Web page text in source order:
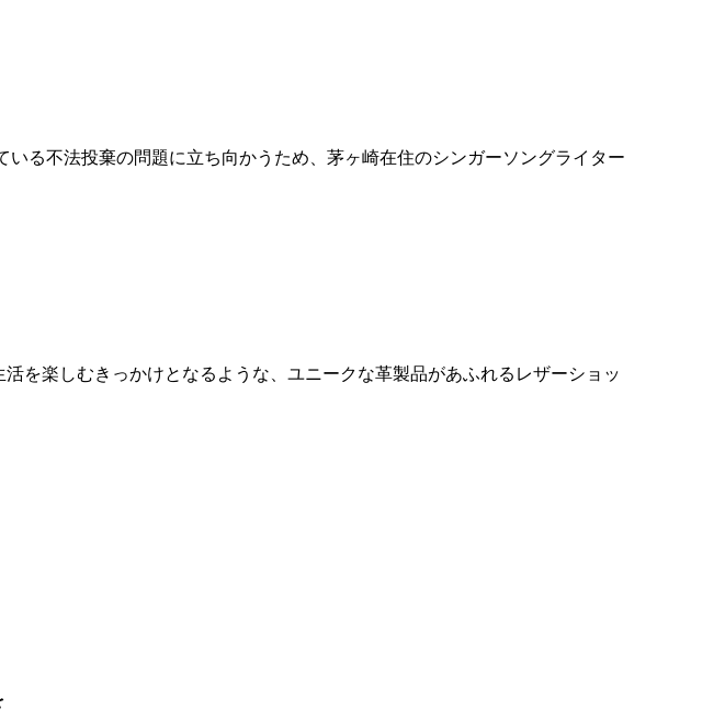
る不法投棄の問題に立ち向かうため、茅ヶ崎在住のシンガーソングライター
を楽しむきっかけとなるような、ユニークな革製品があふれるレザーショッ